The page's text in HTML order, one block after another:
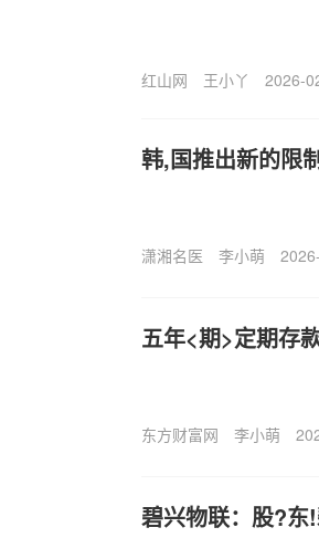
红山网 王小丫 2026-
韩,国推出新的限
潇湘名医 李小萌
五年<期>定期存
东方财富网 李小萌
碧兴物联：股?东